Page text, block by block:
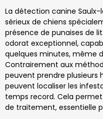
La détection canine
sérieux de chiens
présence de punaises de
odorat exceptionnel,
quelques minutes, même
Contrairement aux
peuvent prendre plusieurs
peuvent localiser les
temps record. Cela
de traitement, essentielle